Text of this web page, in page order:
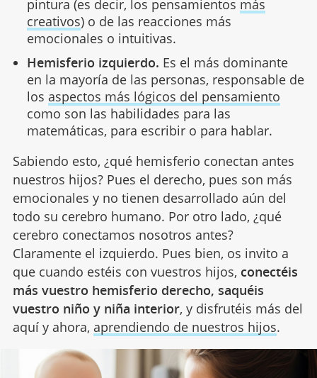
pintura (es decir, los pensamientos más
creativos) o de las reacciones más
emocionales o intuitivas.
Hemisferio izquierdo. Es el más dominante
en la mayoría de las personas, responsable de
los aspectos más lógicos del pensamiento
como son las habilidades para las
matemáticas, para escribir o para hablar.
Sabiendo esto, ¿qué hemisferio conectan antes
nuestros hijos? Pues el derecho, pues son más
emocionales y no tienen desarrollado aún del
todo su cerebro humano. Por otro lado, ¿qué
cerebro conectamos nosotros antes?
Claramente el izquierdo. Pues bien, os invito a
que cuando estéis con vuestros hijos, conectéis
más vuestro hemisferio derecho, saquéis
vuestro niño y niña interior, y disfrutéis más del
aquí y ahora, aprendiendo de nuestros hijos.